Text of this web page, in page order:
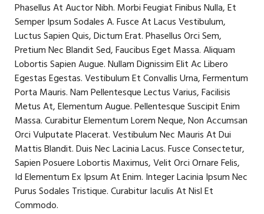
Phasellus At Auctor Nibh. Morbi Feugiat Finibus Nulla, Et
Semper Ipsum Sodales A. Fusce At Lacus Vestibulum,
Luctus Sapien Quis, Dictum Erat. Phasellus Orci Sem,
Pretium Nec Blandit Sed, Faucibus Eget Massa. Aliquam
Lobortis Sapien Augue. Nullam Dignissim Elit Ac Libero
Egestas Egestas. Vestibulum Et Convallis Urna, Fermentum
Porta Mauris. Nam Pellentesque Lectus Varius, Facilisis
Metus At, Elementum Augue. Pellentesque Suscipit Enim
Massa. Curabitur Elementum Lorem Neque, Non Accumsan
Orci Vulputate Placerat. Vestibulum Nec Mauris At Dui
Mattis Blandit. Duis Nec Lacinia Lacus. Fusce Consectetur,
Sapien Posuere Lobortis Maximus, Velit Orci Ornare Felis,
Id Elementum Ex Ipsum At Enim. Integer Lacinia Ipsum Nec
Purus Sodales Tristique. Curabitur Iaculis At Nisl Et
Commodo.